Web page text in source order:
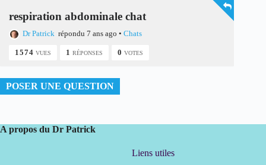
respiration abdominale chat
Dr Patrick répondu 7 ans ago • Chats
1574 VUES 1 RÉPONSES 0 VOTES
POSER UNE QUESTION
A propos du Dr Patrick
Liens utiles